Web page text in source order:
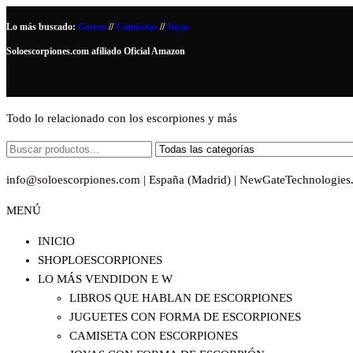
al
contenido
Lo más buscado: Gorras //Camisetas //Joyas
Soloescorpiones.com afiliado Oficial Amazon
Todo lo relacionado con los escorpiones y más
info@soloescorpiones.com | España (Madrid) |
MENÚ
INICIO
SHOPLOESCORPIONES
LO MÁS VENDIDON E W
LIBROS QUE HABLAN DE ESCORPIONES
JUGUETES CON FORMA DE ESCORPIONES
CAMISETA CON ESCORPIONES